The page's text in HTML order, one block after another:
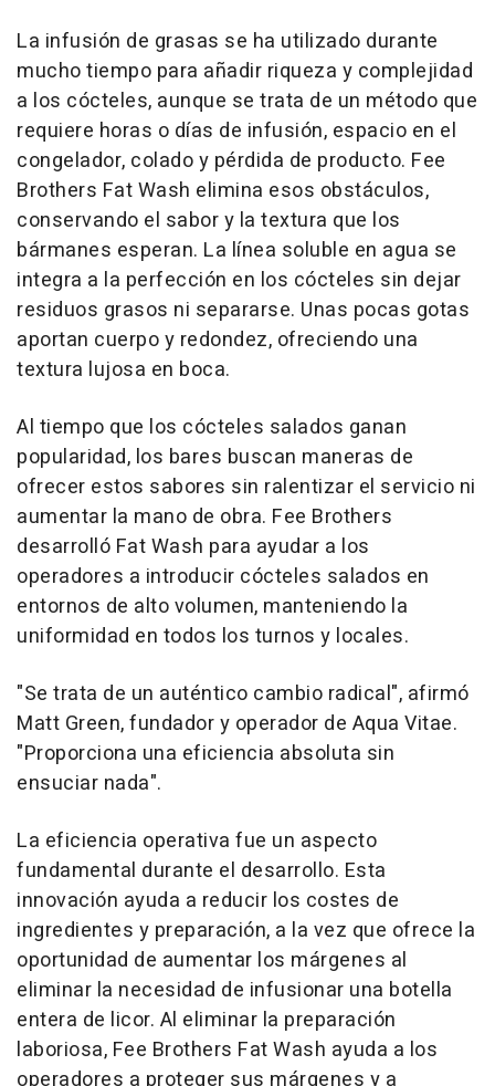
La infusión de grasas se ha utilizado durante
mucho tiempo para añadir riqueza y complejidad
a los cócteles, aunque se trata de un método que
requiere horas o días de infusión, espacio en el
congelador, colado y pérdida de producto. Fee
Brothers Fat Wash elimina esos obstáculos,
conservando el sabor y la textura que los
bármanes esperan. La línea soluble en agua se
integra a la perfección en los cócteles sin dejar
residuos grasos ni separarse. Unas pocas gotas
aportan cuerpo y redondez, ofreciendo una
textura lujosa en boca.
Al tiempo que los cócteles salados ganan
popularidad, los bares buscan maneras de
ofrecer estos sabores sin ralentizar el servicio ni
aumentar la mano de obra. Fee Brothers
desarrolló Fat Wash para ayudar a los
operadores a introducir cócteles salados en
entornos de alto volumen, manteniendo la
uniformidad en todos los turnos y locales.
"Se trata de un auténtico cambio radical", afirmó
Matt Green, fundador y operador de Aqua Vitae.
"Proporciona una eficiencia absoluta sin
ensuciar nada".
La eficiencia operativa fue un aspecto
fundamental durante el desarrollo. Esta
innovación ayuda a reducir los costes de
ingredientes y preparación, a la vez que ofrece la
oportunidad de aumentar los márgenes al
eliminar la necesidad de infusionar una botella
entera de licor. Al eliminar la preparación
laboriosa, Fee Brothers Fat Wash ayuda a los
operadores a proteger sus márgenes y a